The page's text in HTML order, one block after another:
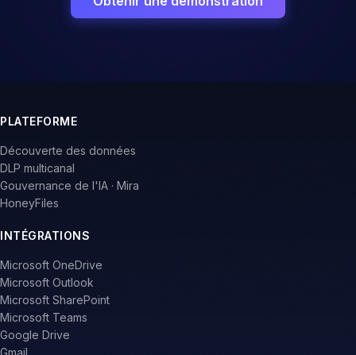
des plateformes cloud, des outils collaboratifs et des
systèmes d'IA.
PLATEFORME
Découverte des données
Gouvernance de l'IA · Mira
INTÉGRATIONS
Microsoft OneDrive
Microsoft Outlook